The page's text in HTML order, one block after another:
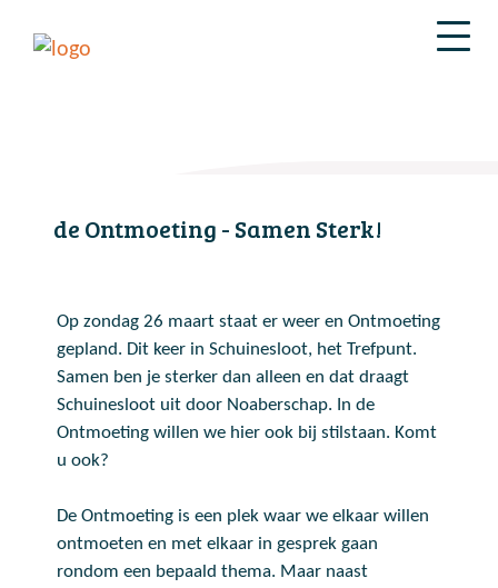
de Ontmoeting - Samen Sterk!
Op zondag 26 maart staat er weer en Ontmoeting
gepland. Dit keer in Schuinesloot, het Trefpunt.
Samen ben je sterker dan alleen en dat draagt
Schuinesloot uit door Noaberschap. In de
Ontmoeting willen we hier ook bij stilstaan. Komt
u ook?
De Ontmoeting is een plek waar we elkaar willen
ontmoeten en met elkaar in gesprek gaan
rondom een bepaald thema. Maar naast